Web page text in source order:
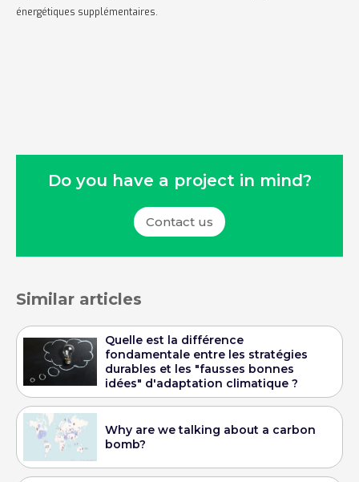
énergétiques supplémentaires.
Do you have a project in mind?
Contact us
Similar articles
Quelle est la différence
fondamentale entre les stratégies
durables et les "fausses bonnes
idées" d'adaptation climatique ?
Why are we talking about a carbon
bomb?